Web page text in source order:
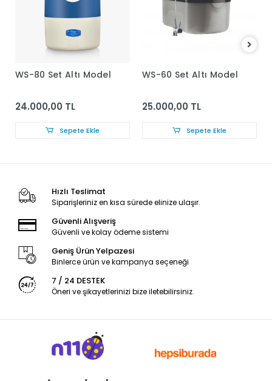
WS-80 Set Altı Model
24.000,00 TL
Sepete Ekle
WS-60 Set Altı Model
25.000,00 TL
Sepete Ekle
Hızlı Teslimat
Siparişleriniz en kısa sürede elinize ulaşır.
Güvenli Alışveriş
Güvenli ve kolay ödeme sistemi
Geniş Ürün Yelpazesi
Binlerce ürün ve kampanya seçeneği
7 / 24 DESTEK
Öneri ve şikayetlerinizi bize iletebilirsiniz.